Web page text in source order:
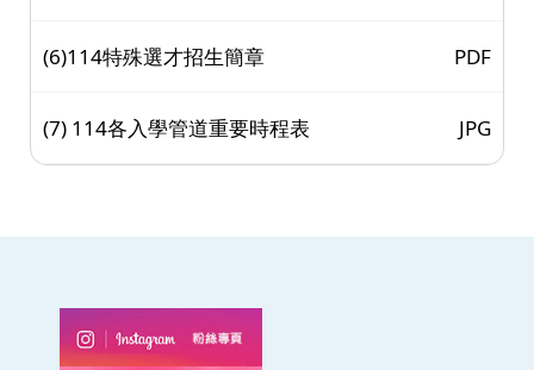
(6)114特殊選才招生簡章 PDF
(7) 114各入學管道重要時程表 JPG